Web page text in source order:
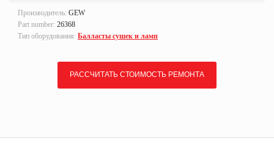
Производитель: GEW
Part number: 26368
Тип оборудования: Балласты сушек и ламп
РАССЧИТАТЬ СТОИМОСТЬ РЕМОНТА